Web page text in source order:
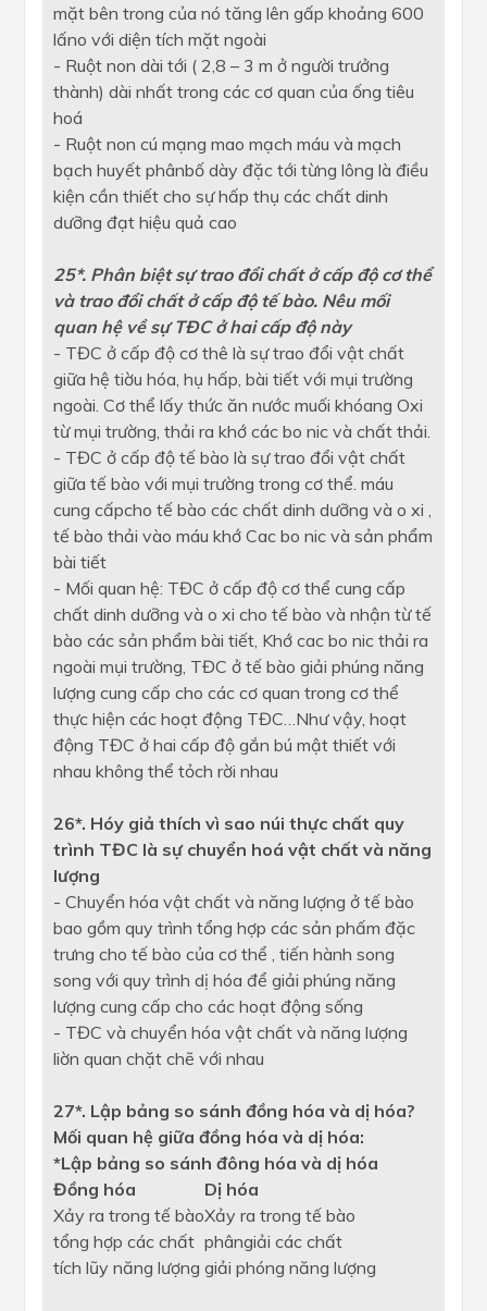
mặt bên trong của nó tăng lên gấp khoảng 600
lấno với diện tích mặt ngoài
- Ruột non dài tới ( 2,8 – 3 m ở người trưởng
thành) dài nhất trong các cơ quan của ống tiêu
hoá
- Ruột non cú mạng mao mạch máu và mạch
bạch huyết phânbố dày đặc tới từng lông là điều
kiện cần thiết cho sự hấp thụ các chất dinh
dưỡng đạt hiệu quả cao
25*. Phân biệt sự trao đổi chất ở cấp độ cơ thể
và trao đổi chất ở cấp độ tế bào. Nêu mối
quan hệ về sự TĐC ở hai cấp độ này
- TĐC ở cấp độ cơ thê là sự trao đổi vật chất
giữa hệ tiờu hóa, hụ hấp, bài tiết với mụi trường
ngoài. Cơ thể lấy thức ăn nước muối khóang Oxi
từ mụi trường, thải ra khớ các bo nic và chất thải.
- TĐC ở cấp độ tế bào là sự trao đổi vật chất
giữa tế bào với mụi trường trong cơ thể. máu
cung cấpcho tế bào các chất dinh dưỡng và o xi ,
tế bào thải vào máu khớ Cac bo nic và sản phẩm
bài tiết
- Mối quan hệ: TĐC ở cấp độ cơ thể cung cấp
chất dinh dưỡng và o xi cho tế bào và nhận từ tế
bào các sản phẩm bài tiết, Khớ cac bo nic thải ra
ngoài mụi trường, TĐC ở tế bào giải phúng năng
lượng cung cấp cho các cơ quan trong cơ thể
thực hiện các hoạt động TĐC…Như vậy, hoạt
động TĐC ở hai cấp độ gắn bú mật thiết với
nhau không thể tỏch rời nhau
26*. Hóy giả thích vì sao núi thực chất quy
trình TĐC là sự chuyển hoá vật chất và năng
lượng
- Chuyển hóa vật chất và năng lượng ở tế bào
bao gồm quy trình tổng hợp các sản phấm đặc
trưng cho tế bào của cơ thể , tiến hành song
song với quy trình dị hóa để giải phúng năng
lượng cung cấp cho các hoạt động sống
- TĐC và chuyển hóa vật chất và năng lượng
liờn quan chặt chẽ với nhau
27*. Lập bảng so sánh đồng hóa và dị hóa?
Mối quan hệ giữa đồng hóa và dị hóa:
*Lập bảng so sánh đông hóa và dị hóa
Đồng hóa
Dị hóa
Xảy ra trong tế bàoXảy ra trong tế bào
tổng hợp các chất phângiải các chất
tích lũy năng lượng giải phóng năng lượng